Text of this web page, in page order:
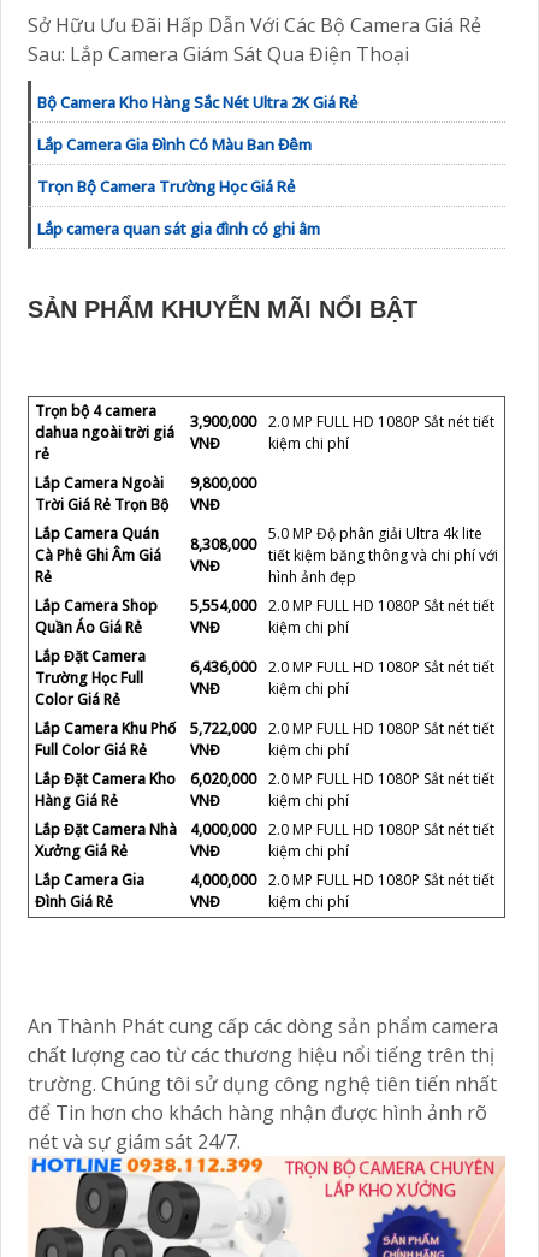
Sở Hữu Ưu Đãi Hấp Dẫn Với Các Bộ Camera Giá Rẻ
Sau: Lắp Camera Giám Sát Qua Điện Thoại
Bộ Camera Kho Hàng Sắc Nét Ultra 2K Giá Rẻ
Lắp Camera Gia Đình Có Màu Ban Đêm
Trọn Bộ Camera Trường Học Giá Rẻ
Lắp camera quan sát gia đình có ghi âm
SẢN PHẨM KHUYỄN MÃI NỔI BẬT
Trọn bộ 4 camera
dahua ngoài trời giá
rẻ
3,900,000
VNĐ
2.0 MP FULL HD 1080P Sắt nét tiết
kiệm chi phí
Lắp Camera Ngoài
Trời Giá Rẻ Trọn Bộ
9,800,000
VNĐ
Lắp Camera Quán
Cà Phê Ghi Âm Giá
Rẻ
8,308,000
VNĐ
5.0 MP Độ phân giải Ultra 4k lite
tiết kiệm băng thông và chi phí với
hình ảnh đẹp
Lắp Camera Shop
Quần Áo Giá Rẻ
5,554,000
VNĐ
2.0 MP FULL HD 1080P Sắt nét tiết
kiệm chi phí
Lắp Đặt Camera
Trường Học Full
Color Giá Rẻ
6,436,000
VNĐ
2.0 MP FULL HD 1080P Sắt nét tiết
kiệm chi phí
Lắp Camera Khu Phố
Full Color Giá Rẻ
5,722,000
VNĐ
2.0 MP FULL HD 1080P Sắt nét tiết
kiệm chi phí
Lắp Đặt Camera Kho
Hàng Giá Rẻ
6,020,000
VNĐ
2.0 MP FULL HD 1080P Sắt nét tiết
kiệm chi phí
Lắp Đặt Camera Nhà
Xưởng Giá Rẻ
4,000,000
VNĐ
2.0 MP FULL HD 1080P Sắt nét tiết
kiệm chi phí
Lắp Camera Gia
Đình Giá Rẻ
4,000,000
VNĐ
2.0 MP FULL HD 1080P Sắt nét tiết
kiệm chi phí
An Thành Phát cung cấp các dòng sản phẩm camera
chất lượng cao từ các thương hiệu nổi tiếng trên thị
trường. Chúng tôi sử dụng công nghệ tiên tiến nhất
để Tin hơn cho khách hàng nhận được hình ảnh rõ
nét và sự giám sát 24/7.